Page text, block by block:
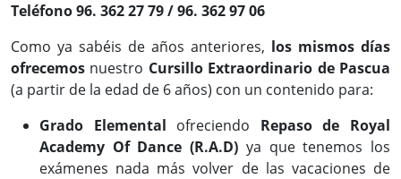
Teléfono 96. 362 27 79 / 96. 362 97 06
Como ya sabéis de años anteriores, los mismos días
ofrecemos nuestro Cursillo Extraordinario de Pascua
(a partir de la edad de 6 años) con un contenido para:
Grado Elemental ofreciendo Repaso de Royal
Academy Of Dance (R.A.D) ya que tenemos los
exámenes nada más volver de las vacaciones de